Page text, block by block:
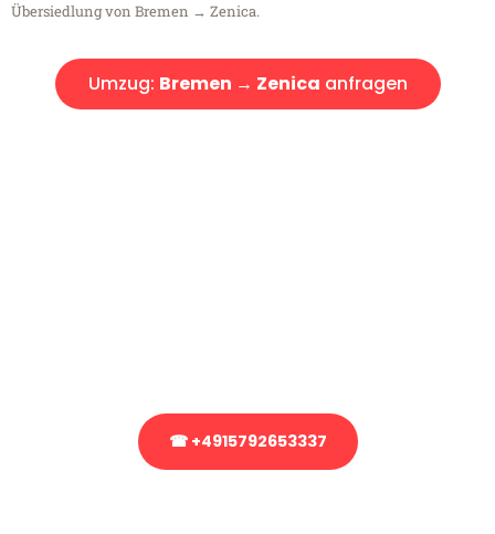
Übersiedlung von Bremen → Zenica.
Umzug: Bremen → Zenica anfragen
☎ +4915792653337